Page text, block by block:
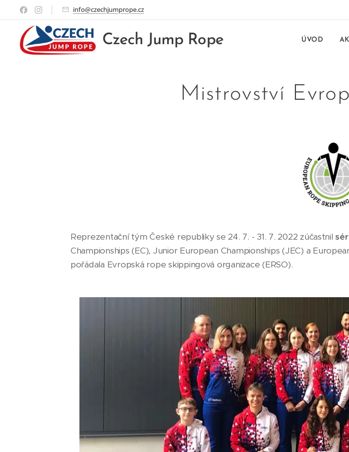
info@czechjumprope.cz
Czech Jump Rope ÚVOD
Mistrovství
Reprezentační tým České republiky se 24. 7. - 31. 7. 2022 zúčastnil
Championships (EC), Junior European Championships (JEC) a
pořádala Evropská rope skippingová organizace (ERSO).